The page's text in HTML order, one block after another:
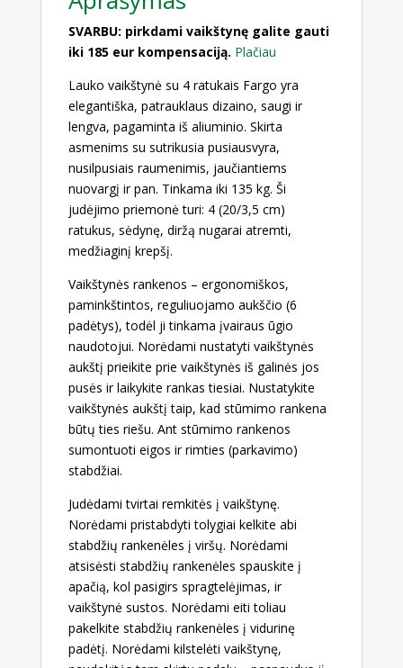
SVARBU: pirkdami vaikštynę galite gauti
iki 185 eur kompensaciją. Plačiau
Lauko vaikštynė su 4 ratukais Fargo yra
elegantiška, patrauklaus dizaino, saugi ir
lengva, pagaminta iš aliuminio. Skirta
asmenims su sutrikusia pusiausvyra,
nusilpusiais raumenimis, jaučiantiems
nuovargį ir pan. Tinkama iki 135 kg. Ši
judėjimo priemonė turi: 4 (20/3,5 cm)
ratukus, sėdynę, diržą nugarai atremti,
medžiaginį krepšį.
Vaikštynės rankenos – ergonomiškos,
paminkštintos, reguliuojamo aukščio (6
padėtys), todėl ji tinkama įvairaus ūgio
naudotojui. Norėdami nustatyti vaikštynės
aukštį prieikite prie vaikštynės iš galinės jos
pusės ir laikykite rankas tiesiai. Nustatykite
vaikštynės aukštį taip, kad stūmimo rankena
būtų ties riešu. Ant stūmimo rankenos
sumontuoti eigos ir rimties (parkavimo)
stabdžiai.
Judėdami tvirtai remkitės į vaikštynę.
Norėdami pristabdyti tolygiai kelkite abi
stabdžių rankenėles į viršų. Norėdami
atsisėsti stabdžių rankenėles spauskite į
apačią, kol pasigirs spragtelėjimas, ir
vaikštynė sustos. Norėdami eiti toliau
pakelkite stabdžių rankenėles į vidurinę
padėtį. Norėdami kilstelėti vaikštynę,